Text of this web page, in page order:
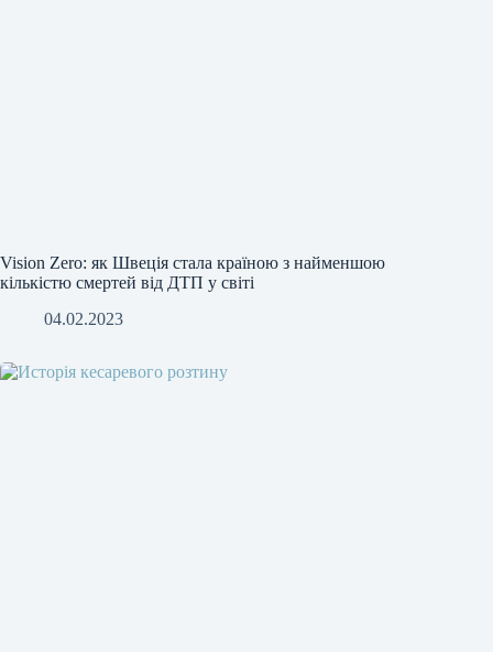
Vision Zero: як Швеція стала країною з найменшою
кількістю смертей від ДТП у світі
04.02.2023